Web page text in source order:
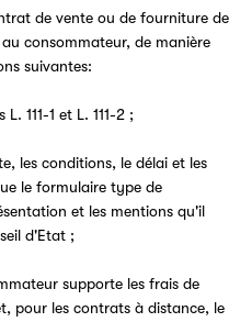
de vente ou de fourniture de
consommateur, de manière
suivantes:
111-1 et L. 111-2 ;
les conditions, le délai et les
le formulaire type de
et les mentions qu'il
d'Etat ;
supporte les frais de
pour les contrats à distance, le